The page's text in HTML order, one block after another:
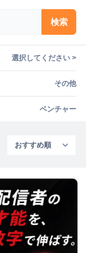
検索
選択してください >
その他
ベンチャー